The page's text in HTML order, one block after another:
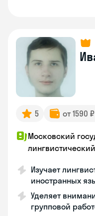
5 от 1590
Московский
Изучает
иностранных
Уделяет
групповой